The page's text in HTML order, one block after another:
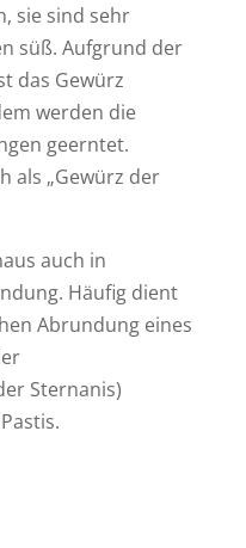
sie sind sehr
süß. Aufgrund der
das Gewürz
werden die
geerntet.
als „Gewürz der
auch in
Häufig dient
Abrundung eines
Sternanis)